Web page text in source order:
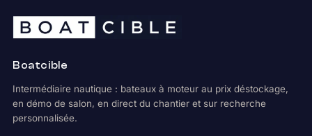
Boatcible
Intermédiaire nautique : bateaux à moteur au prix déstockage,
en démo de salon, en direct du chantier et sur recherche
personnalisée.